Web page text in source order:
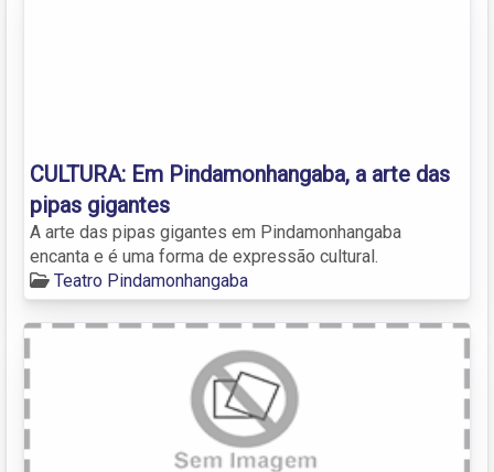
CULTURA: Em Pindamonhangaba, a arte das
pipas gigantes
A arte das pipas gigantes em Pindamonhangaba
encanta e é uma forma de expressão cultural.
Teatro Pindamonhangaba